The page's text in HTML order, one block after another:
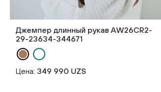
Джемпер длинный рукав AW26CR2-
29-23634-344671
Цена: 349 990 UZS